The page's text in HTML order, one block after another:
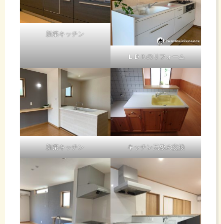
新築キッチン
ＬＤＫのリフォーム
新築キッチン キッチン天板の交換